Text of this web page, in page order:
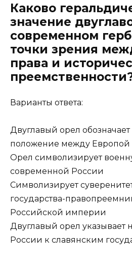
Каково
значение
современном
точки зрения
права и
Варианты ответа:
Двуглавый орел
положение между Европой
Орел символизирует
современной России
Символизирует
государства-
Российской империи
Двуглавый орел указывает
России к славянским